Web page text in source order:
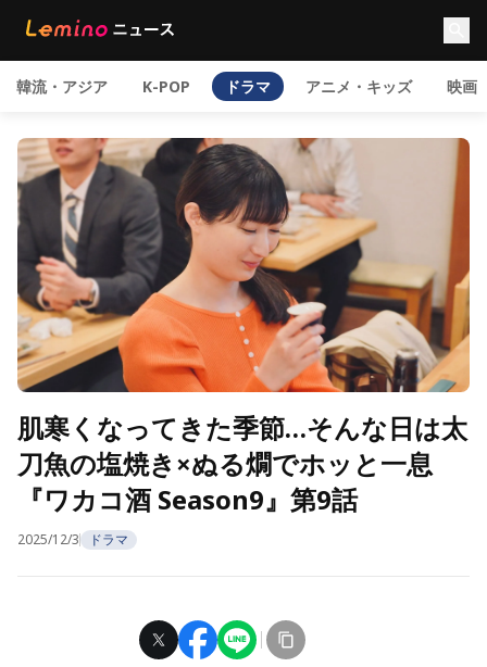
韓流・アジア K-POP ドラマ アニメ・キッズ 映画
肌寒くなってきた季節…そんな日は太
刀魚の塩焼き×ぬる燗でホッと一息
『ワカコ酒 Season9』第9話
2025/12/3 ドラマ